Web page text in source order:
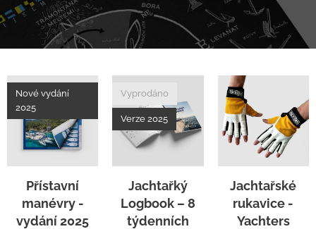
Přístavní
manévry -
vydání 2025
Nové vydání
2025
Jachtařký
Logbook – 8
týdenních
Vyprodáno
Verze 2025
Jachtařské
rukavice -
Yachters